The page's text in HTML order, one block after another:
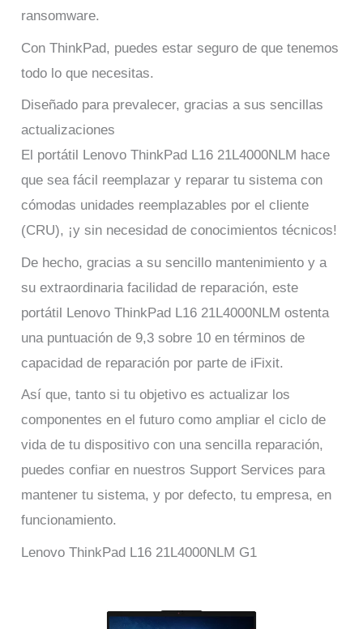
ransomware.
Con ThinkPad, puedes estar seguro de que tenemos
todo lo que necesitas.
Diseñado para prevalecer, gracias a sus sencillas
actualizaciones
El portátil Lenovo ThinkPad L16 21L4000NLM hace
que sea fácil reemplazar y reparar tu sistema con
cómodas unidades reemplazables por el cliente
(CRU), ¡y sin necesidad de conocimientos técnicos!
De hecho, gracias a su sencillo mantenimiento y a
su extraordinaria facilidad de reparación, este
portátil Lenovo ThinkPad L16 21L4000NLM ostenta
una puntuación de 9,3 sobre 10 en términos de
capacidad de reparación por parte de iFixit.
Así que, tanto si tu objetivo es actualizar los
componentes en el futuro como ampliar el ciclo de
vida de tu dispositivo con una sencilla reparación,
puedes confiar en nuestros Support Services para
mantener tu sistema, y por defecto, tu empresa, en
funcionamiento.
Lenovo ThinkPad L16 21L4000NLM G1